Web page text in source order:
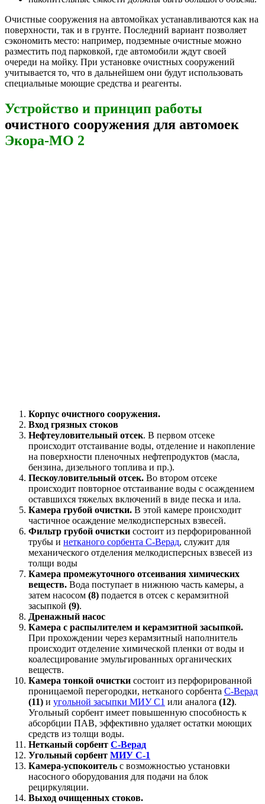
Очистные сооружения на автомойках устанавливаются как на
поверхности, так и в грунте. Последний вариант позволяет
сэкономить место: например, подземные очистные можно
разместить под парковкой, где автомобили ждут своей
очереди на мойку. При установке очистных сооружений
учитывается то, что в дальнейшем они будут использовать
специальные моющие средства и реагенты.
Устройство и принцип работы
очистного сооружения для автомоек
Экора-МО 2
Корпус очистного сооружения.
Вход грязных стоков
Нефтеуловительный отсек. В первом отсеке
происходит отстаивание воды, отделение и накопление
на поверхности пленочных нефтепродуктов (масла,
бензина, дизельного топлива и пр.).
Пескоуловительный отсек. Во втором отсеке
происходит повторное отстаивание воды с осаждением
оставшихся тяжелых включений в виде песка и ила.
Камера грубой очистки. В этой камере происходит
частичное осаждение мелкодисперсных взвесей.
Фильтр грубой очистки состоит из перфорированной
трубы и нетканого сорбента С-Верад, служит для
механического отделения мелкодисперсных взвесей из
толщи воды
Камера промежуточного отсеивания химических
веществ. Вода поступает в нижнюю часть камеры, а
затем насосом (8) подается в отсек с керамзитной
засыпкой (9).
Дренажный насос
Камера с распылителем и керамзитной засыпкой.
При прохождении через керамзитный наполнитель
происходит отделение химической пленки от воды и
коалесцирование эмульгированных органических
веществ.
Камера тонкой очистки состоит из перфорированной
проницаемой перегородки, нетканого сорбента С-Верад
(11) и угольной засыпки МИУ С1 или аналога (12).
Угольный сорбент имеет повышенную способность к
абсорбции ПАВ, эффективно удаляет остатки моющих
средств из толщи воды.
Нетканый сорбент С-Верад
Угольный сорбент МИУ С-1
Камера-успокоитель с возможностью установки
насосного оборудования для подачи на блок
рециркуляции.
Выход очищенных стоков.